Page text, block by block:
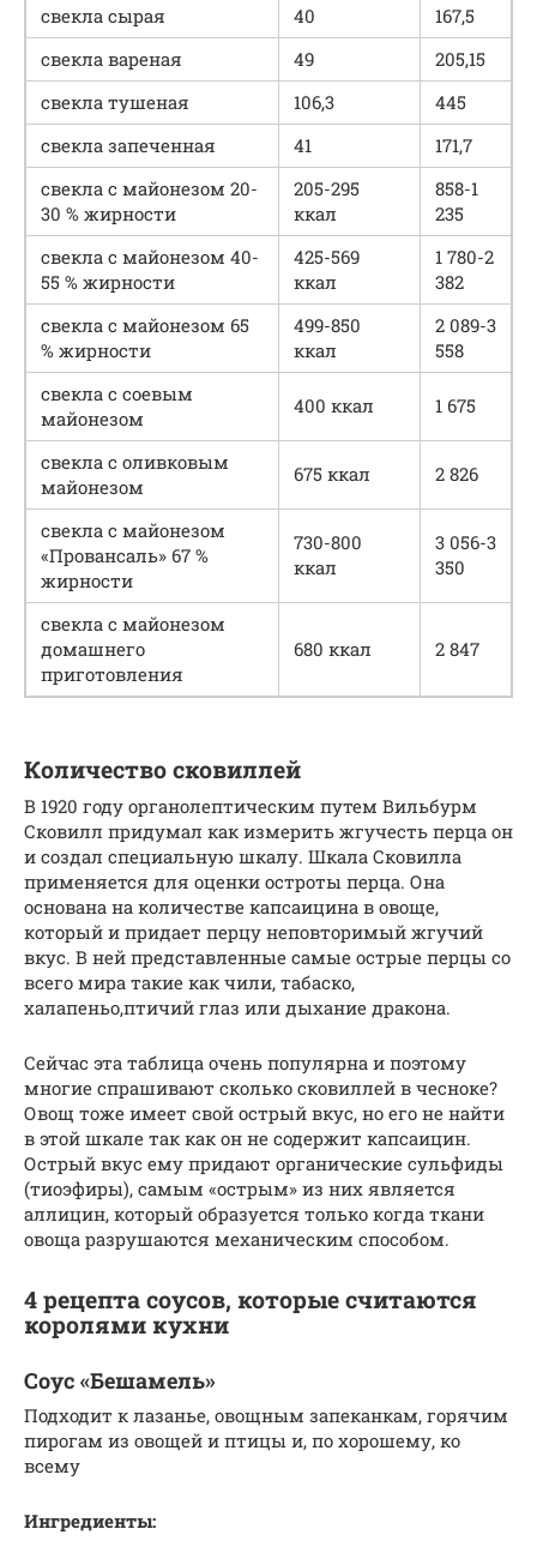
свекла сырая
40
167,5
свекла вареная
49
205,15
свекла тушеная
106,3
445
свекла запеченная
41
171,7
свекла с майонезом 20-
30 % жирности
205-295
ккал
858-1
235
свекла с майонезом 40-
55 % жирности
425-569
ккал
1 780-2
382
свекла с майонезом 65
% жирности
499-850
ккал
2 089-3
558
свекла с соевым
майонезом
400 ккал 1 675
свекла с оливковым
майонезом
675 ккал 2 826
свекла с майонезом
«Провансаль» 67 %
жирности
730-800
ккал
3 056-3
350
свекла с майонезом
домашнего
приготовления
680 ккал 2 847
Количество сковиллей
В 1920 году органолептическим путем Вильбурм
Сковилл придумал как измерить жгучесть перца он
и создал специальную шкалу. Шкала Сковилла
применяется для оценки остроты перца. Она
основана на количестве капсаицина в овоще,
который и придает перцу неповторимый жгучий
вкус. В ней представленные самые острые перцы со
всего мира такие как чили, табаско,
халапеньо,птичий глаз или дыхание дракона.
Сейчас эта таблица очень популярна и поэтому
многие спрашивают сколько сковиллей в чесноке?
Овощ тоже имеет свой острый вкус, но его не найти
в этой шкале так как он не содержит капсаицин.
Острый вкус ему придают органические сульфиды
(тиоэфиры), самым «острым» из них является
аллицин, который образуется только когда ткани
овоща разрушаются механическим способом.
4 рецепта соусов, которые считаются
королями кухни
Соус «Бешамель»
Подходит к лазанье, овощным запеканкам, горячим
пирогам из овощей и птицы и, по хорошему, ко
всему
Ингредиенты: